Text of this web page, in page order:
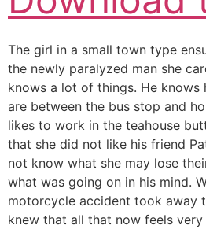
The girl in a small town type
the newly paralyzed man she
knows a lot of things. He knows
are between the bus stop and
likes to work in the teahouse
that she did not like his friend
not know what she may lose
what was going on in his mind.
motorcycle accident took away
knew that all that now feels